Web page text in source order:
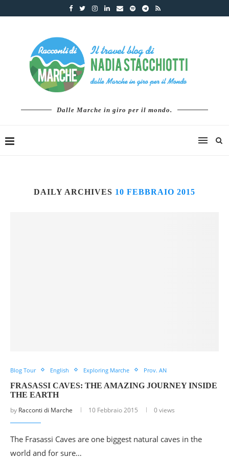
Dalle Marche in giro per il mondo.
DAILY ARCHIVES 10 FEBBRAIO 2015
Blog Tour English Exploring Marche Prov. AN
FRASASSI CAVES: THE AMAZING JOURNEY INSIDE
THE EARTH
by Racconti di Marche 10 Febbraio 2015 0 views
The Frasassi Caves are one biggest natural caves in the
world and for sure…